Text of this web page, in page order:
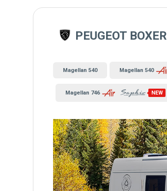
PEUGEOT BOXER
Magellan 540 Magellan 540
Magellan 746 NEW